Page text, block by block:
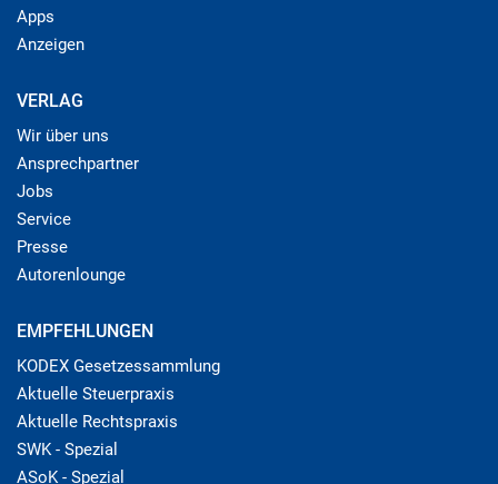
Apps
Anzeigen
VERLAG
Wir über uns
Ansprechpartner
Jobs
Service
Presse
Autorenlounge
EMPFEHLUNGEN
KODEX Gesetzessammlung
Aktuelle Steuerpraxis
Aktuelle Rechtspraxis
SWK - Spezial
ASoK - Spezial